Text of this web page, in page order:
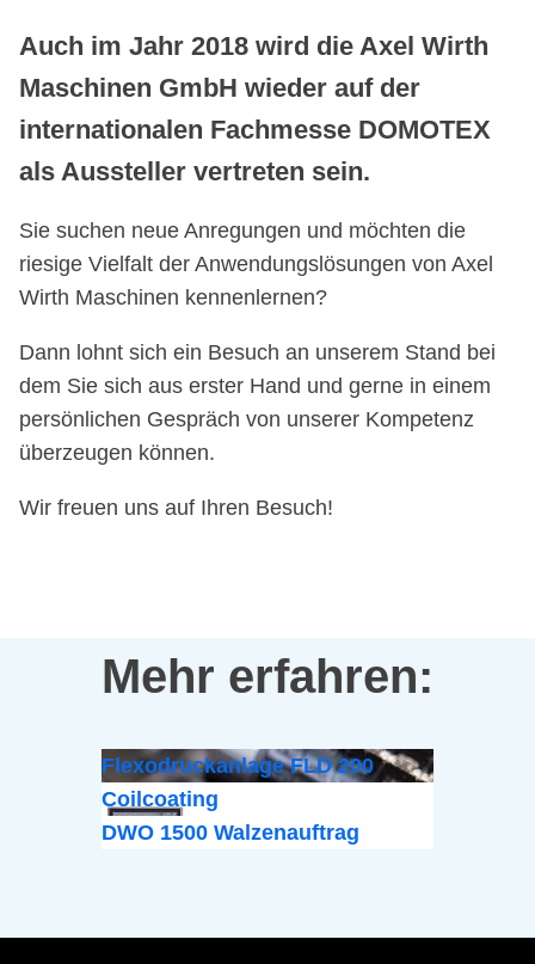
Auch im Jahr 2018 wird die Axel Wirth
Maschinen GmbH wieder auf der
internationalen Fachmesse DOMOTEX
als Aussteller vertreten sein.
Sie suchen neue Anregungen und möchten die
riesige Vielfalt der Anwendungslösungen von Axel
Wirth Maschinen kennenlernen?
Dann lohnt sich ein Besuch an unserem Stand bei
dem Sie sich aus erster Hand und gerne in einem
persönlichen Gespräch von unserer Kompetenz
überzeugen können.
Wir freuen uns auf Ihren Besuch!
Mehr erfahren:
Flexodruckanlage FLD 200
Coilcoating
DWO 1500 Walzenauftrag